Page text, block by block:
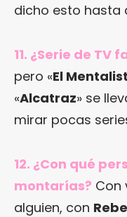
dicho esto hasta
11. ¿Serie de TV
pero «El
«Alcatraz» se
mirar pocas
12. ¿Con qué
montarías? Con
alguien, con